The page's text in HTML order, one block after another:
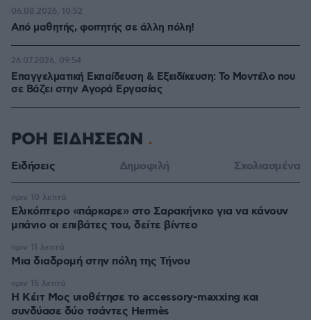
Από μαθητής, φοιτητής σε άλλη πόλη!
06.08.2026, 10:52
Επαγγελματική Εκπαίδευση & Εξειδίκευση: Το Mοντέλο που
σε Bάζει στην Aγορά Eργασίας
26.07.2026, 09:54
ΡΟΗ ΕΙΔΗΣΕΩΝ
Ειδήσεις Δημοφιλή Σχολιασμένα
Ελικόπτερο «πάρκαρε» στο Σαρακήνικο για να κάνουν
μπάνιο οι επιβάτες του, δείτε βίντεο
πριν 10 λεπτά
Μια διαδρομή στην πόλη της Τήνου
πριν 11 λεπτά
Η Κέιτ Μος υιοθέτησε τo accessory-maxxing και
συνδύασε δύο τσάντες Hermès
πριν 15 λεπτά